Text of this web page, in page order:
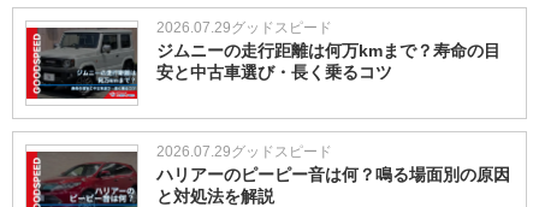
2026.07.29グッドスピード
ジムニーの走行距離は何万kmまで？寿命の目
安と中古車選び・長く乗るコツ
2026.07.29グッドスピード
ハリアーのピーピー音は何？鳴る場面別の原因
と対処法を解説